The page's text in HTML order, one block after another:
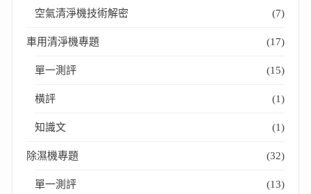
空氣清淨機技術解密 (7)
車用清淨機專題 (17)
單一測評 (15)
橫評 (1)
知識文 (1)
除濕機專題 (32)
單一測評 (13)